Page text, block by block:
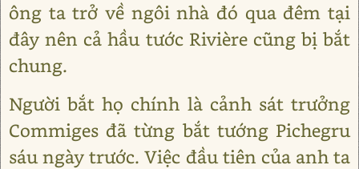
ông ta trở về ngôi nhà đó qua đêm tại
đây nên cả hầu tước Rivière cũng bị bắt
chung.
Người bắt họ chính là cảnh sát trưởng
Commiges đã từng bắt tướng Pichegru
sáu ngày trước. Việc đầu tiên của anh ta